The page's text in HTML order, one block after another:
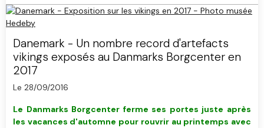
Danemark - Un nombre record d'artefacts
vikings exposés au Danmarks Borgcenter en
2017
Le 28/09/2016
Le Danmarks Borgcenter ferme ses portes juste après
les vacances d'automne pour rouvrir au printemps avec